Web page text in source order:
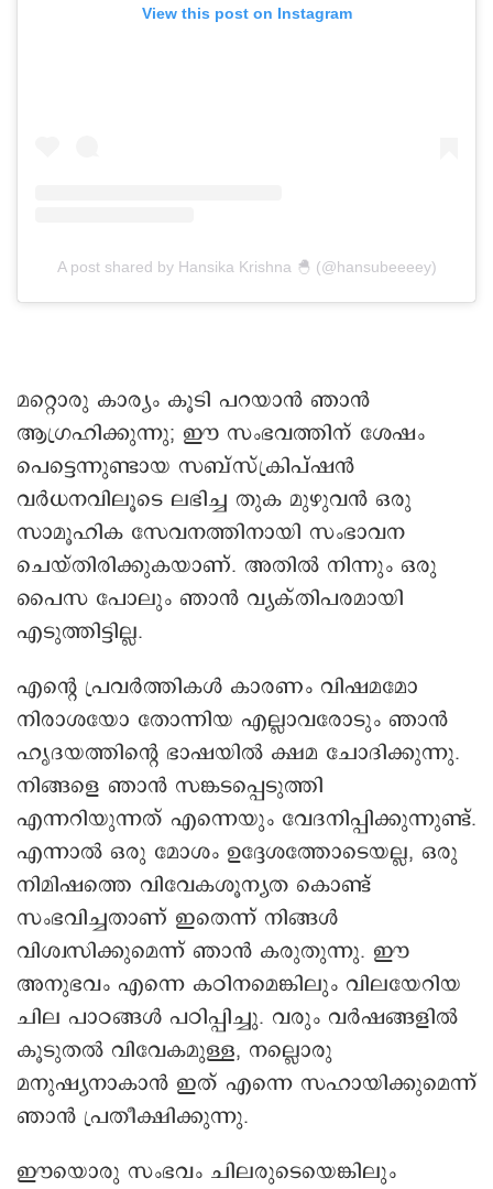
View this post on Instagram
A post shared by Hansika Krishna 🐣 (@hansubeeeey)
മറ്റൊരു കാര്യം കൂടി പറയാൻ ഞാൻ
ആഗ്രഹിക്കുന്നു; ഈ സംഭവത്തിന് ശേഷം
പെട്ടെന്നുണ്ടായ സബ്‌സ്‌ക്രിപ്ഷൻ
വർധനവിലൂടെ ലഭിച്ച തുക മുഴുവൻ ഒരു
സാമൂഹിക സേവനത്തിനായി സംഭാവന
ചെയ്തിരിക്കുകയാണ്. അതിൽ നിന്നും ഒരു
പൈസ പോലും ഞാൻ വ്യക്തിപരമായി
എടുത്തിട്ടില്ല.
എന്റെ പ്രവർത്തികൾ കാരണം വിഷമമോ
നിരാശയോ തോന്നിയ എല്ലാവരോടും ഞാൻ
ഹൃദയത്തിന്റെ ഭാഷയിൽ ക്ഷമ ചോദിക്കുന്നു.
നിങ്ങളെ ഞാൻ സങ്കടപ്പെടുത്തി
എന്നറിയുന്നത് എന്നെയും വേദനിപ്പിക്കുന്നുണ്ട്.
എന്നാൽ ഒരു മോശം ഉദ്ദേശത്തോടെയല്ല, ഒരു
നിമിഷത്തെ വിവേകശൂന്യത കൊണ്ട്
സംഭവിച്ചതാണ് ഇതെന്ന് നിങ്ങൾ
വിശ്വസിക്കുമെന്ന് ഞാൻ കരുതുന്നു. ഈ
അനുഭവം എന്നെ കഠിനമെങ്കിലും വിലയേറിയ
ചില പാഠങ്ങൾ പഠിപ്പിച്ചു. വരും വർഷങ്ങളിൽ
കൂടുതൽ വിവേകമുള്ള, നല്ലൊരു
മനുഷ്യനാകാൻ ഇത് എന്നെ സഹായിക്കുമെന്ന്
ഞാൻ പ്രതീക്ഷിക്കുന്നു.
ഈയൊരു സംഭവം ചിലരുടെയെങ്കിലും